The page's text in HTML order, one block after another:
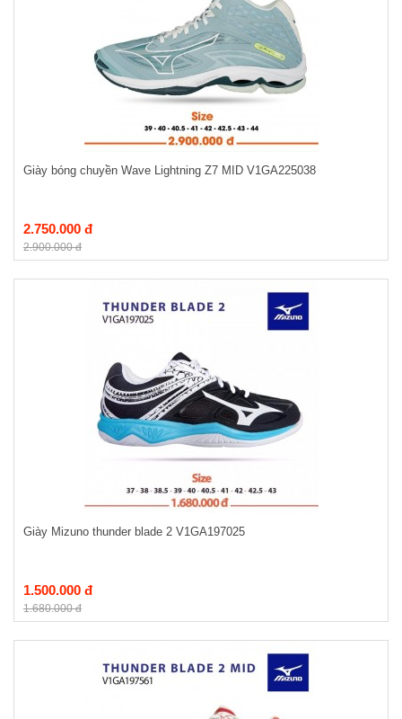
Giày bóng chuyền Wave Lightning Z7 MID V1GA225038
2.750.000 đ
2.900.000 đ
Giày Mizuno thunder blade 2 V1GA197025
1.500.000 đ
1.680.000 đ